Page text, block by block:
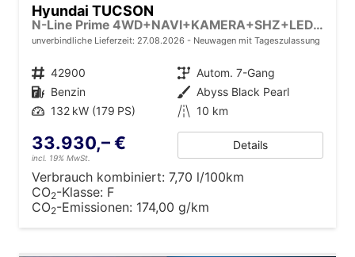
Hyundai TUCSON
N-Line Prime 4WD+NAVI+KAMERA+SHZ+LED+19''ALU+PDC
unverbindliche Lieferzeit: 27.08.2026 Neuwagen mit Tageszulassung
Fahrzeugnr. 42900 Getriebe Autom. 7-Gang
Kraftstoff Benzin Außenfarbe Abyss Black Pearl
Leistung 132 kW (179 PS) Kilometerstand 10 km
33.930,– €
incl. 19% MwSt.
Details
Verbrauch kombiniert: 7,70 l/100km
CO2-Klasse: F
CO2-Emissionen: 174,00 g/km